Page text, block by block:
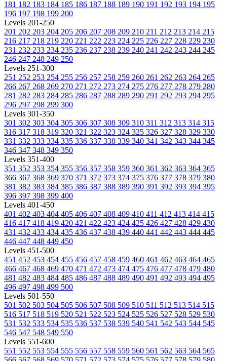
181 182 183 184 185 186 187 188 189 190 191 192 193 194 195
196 197 198 199 200
Levels 201-250
201 202 203 204 205 206 207 208 209 210 211 212 213 214 215
216 217 218 219 220 221 222 223 224 225 226 227 228 229 230
231 232 233 234 235 236 237 238 239 240 241 242 243 244 245
246 247 248 249 250
Levels 251-300
251 252 253 254 255 256 257 258 259 260 261 262 263 264 265
266 267 268 269 270 271 272 273 274 275 276 277 278 279 280
281 282 283 284 285 286 287 288 289 290 291 292 293 294 295
296 297 298 299 300
Levels 301-350
301 302 303 304 305 306 307 308 309 310 311 312 313 314 315
316 317 318 319 320 321 322 323 324 325 326 327 328 329 330
331 332 333 334 335 336 337 338 339 340 341 342 343 344 345
346 347 348 349 350
Levels 351-400
351 352 353 354 355 356 357 358 359 360 361 362 363 364 365
366 367 368 369 370 371 372 373 374 375 376 377 378 379 380
381 382 383 384 385 386 387 388 389 390 391 392 393 394 395
396 397 398 399 400
Levels 401-450
401 402 403 404 405 406 407 408 409 410 411 412 413 414 415
416 417 418 419 420 421 422 423 424 425 426 427 428 429 430
431 432 433 434 435 436 437 438 439 440 441 442 443 444 445
446 447 448 449 450
Levels 451-500
451 452 453 454 455 456 457 458 459 460 461 462 463 464 465
466 467 468 469 470 471 472 473 474 475 476 477 478 479 480
481 482 483 484 485 486 487 488 489 490 491 492 493 494 495
496 497 498 499 500
Levels 501-550
501 502 503 504 505 506 507 508 509 510 511 512 513 514 515
516 517 518 519 520 521 522 523 524 525 526 527 528 529 530
531 532 533 534 535 536 537 538 539 540 541 542 543 544 545
546 547 548 549 550
Levels 551-600
551 552 553 554 555 556 557 558 559 560 561 562 563 564 565